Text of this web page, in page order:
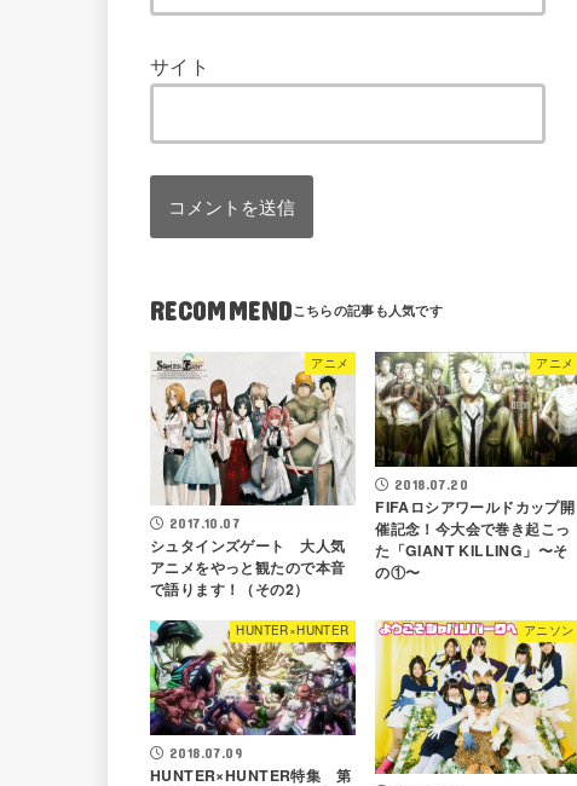
サイト
RECOMMEND
アニメ
2017.10.07
シュタインズゲート 大人気
アニメをやっと観たので本音
で語ります！（その2）
アニメ
2018.07.20
FIFAロシアワールドカップ開
催記念！今大会で巻き起こっ
た「GIANT KILLING」〜そ
の①〜
HUNTER×HUNTER
2018.07.09
HUNTER×HUNTER特集 第
アニソン